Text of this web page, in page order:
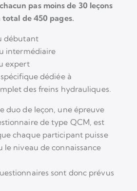
pas moins de 30 leçons
de 450 pages.
débutant
intermédiaire
expert
dédiée à
des freins hydrauliques.
duo de leçon, une épreuve
de type QCM, est
chaque participant puisse
le niveau de connaissance
sont donc prévus